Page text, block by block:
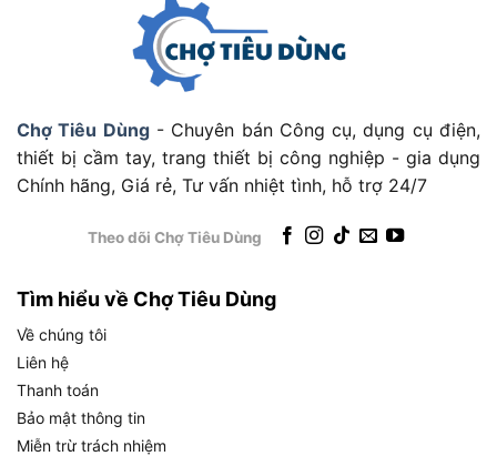
Tốc độ va đập 5800 lần/phút kết hợp với cơ chế
mũi khoan ống kim cương tạo ra hiệu quả cắt bê
thông thường khi thực hiện cùng một đường kính
lỗ lớn.
– 50Hz chuẩn lưới điện dân dụng Việt Nam. Tuy
khi hoạt động tối đa lên đến khoảng 18A. Vì vậy,
người dùng cần đảm bảo đường dây điện tại công
trình đủ tiết diện dây dẫn (tối thiểu 4mm² hoặc
6mm²) và cầu dao aptomat đủ tải để tránh nguy
cơ ngắt mạch hoặc chập cháy trong quá trình vận
hành.
Chợ Tiêu Dùng- Chuyên bán Công cụ, dụng cụ điện,
thiết bị cầm tay, trang thiết bị công nghiệp - gia dụng
Chính hãng, Giá rẻ, Tư vấn nhiệt tình, hỗ trợ 24/7
Theo dõi Chợ Tiêu Dùng
Tìm hiểu về Chợ Tiêu Dùng
Về chúng tôi
Liên hệ
Thanh toán
Bảo mật thông tin
Miễn trừ trách nhiệm